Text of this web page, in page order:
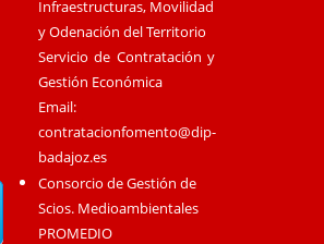
Infraestructuras, Movilidad
y Odenación del Territorio
Servicio de Contratación y
Gestión Económica
Email:
contratacionfomento@dip-
badajoz.es
Consorcio de Gestión de
Scios. Medioambientales
PROMEDIO